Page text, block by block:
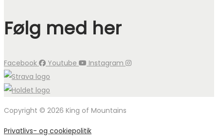
Følg med her
Facebook Youtube Instagram
Copyright © 2026 King of Mountains
Privatlivs- og cookiepolitik